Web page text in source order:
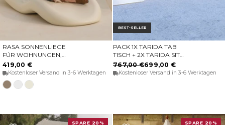
OPTIONEN WÄHLEN
RASA SONNENLIEGE
FÚR WOHNUNGEN,
SCHWINNBÄDER,
HOTELS UND BEACH
CLUBS
419,00 €
Kostenloser Versand in 3-6 Werktagen
Taupe
WeißOpak-
BEST-SELLER
IN DEN WARENKORB
PACK 1X TARIDA TAB
TISCH + 2X TARIDA SIT
SITZE (OHNE
ARMLEHNEN)
767,00 €699,00 €
Kostenloser Versand in 3-6 Werktagen
SPARE 20% SPARE 20%